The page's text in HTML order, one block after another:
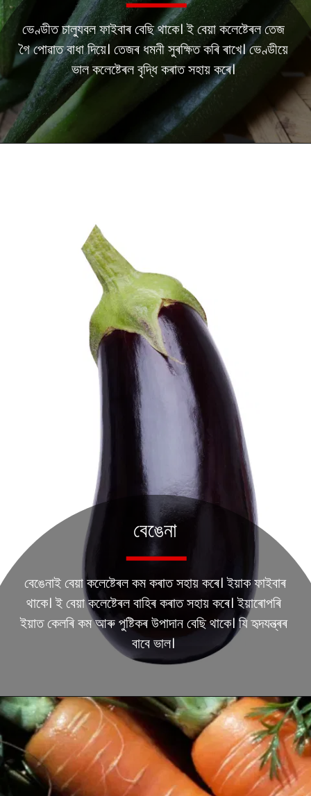
ভেণ্ডীত চাল্যুবল ফাইবাৰ বেছি থাকে। ই বেয়া কলেষ্টেৰল তেজ
গৈ পোৱাত বাধা দিয়ে। তেজৰ ধমনী সুৰক্ষিত কৰি ৰাখে। ভেণ্ডীয়ে
ভাল কলেষ্টেৰল বৃদ্ধি কৰাত সহায় কৰে।
বেঙেনাই বেয়া কলেষ্টেৰল কম কৰাত সহায় কৰে। ইয়াক ফাইবাৰ
থাকে। ই বেয়া কলেষ্টেৰল বাহিৰ কৰাত সহায় কৰে। ইয়াৰোপৰি
ইয়াত কেলৰি কম আৰু পুষ্টিকৰ উপাদান বেছি থাকে। যি হৃদযন্ত্ৰৰ
বাবে ভাল।
বেঙেনা